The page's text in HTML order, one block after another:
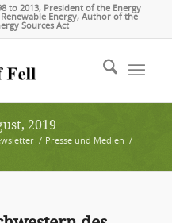
to 2013, President of the Energy
Energy, Author of the
Sources Act
2019
/ Presse und Medien
/